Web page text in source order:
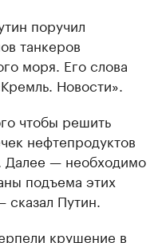
поручил
танкеров
моря. Его слова
Новости».
чтобы решить
нефтепродуктов
Далее — необходимо
подъема этих
Путин.
крушение в